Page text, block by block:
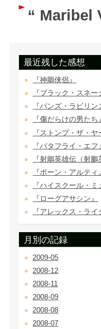
“ Maribel
最近残した感想
『神鵰侠侶』
『ブラック・スネー
『パンズ・ラビリン
『傷だらけの男たち
『ストンプ・ザ・ヤ
『バタフライ・エフ
『射鵰英雄伝（射鵬
『ボーン・アルティ
『ハイスクール・ミ
『ローグアサシン』
『アレックス・ライ
月別の記録
2009-05
2008-12
2008-11
2008-09
2008-08
2008-07